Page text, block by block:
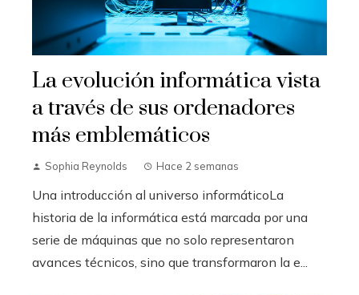
La evolución informática vista
a través de sus ordenadores
más emblemáticos
Sophia Reynolds Hace 2 semanas
Una introducción al universo informáticoLa
historia de la informática está marcada por una
serie de máquinas que no solo representaron
avances técnicos, sino que transformaron la e...